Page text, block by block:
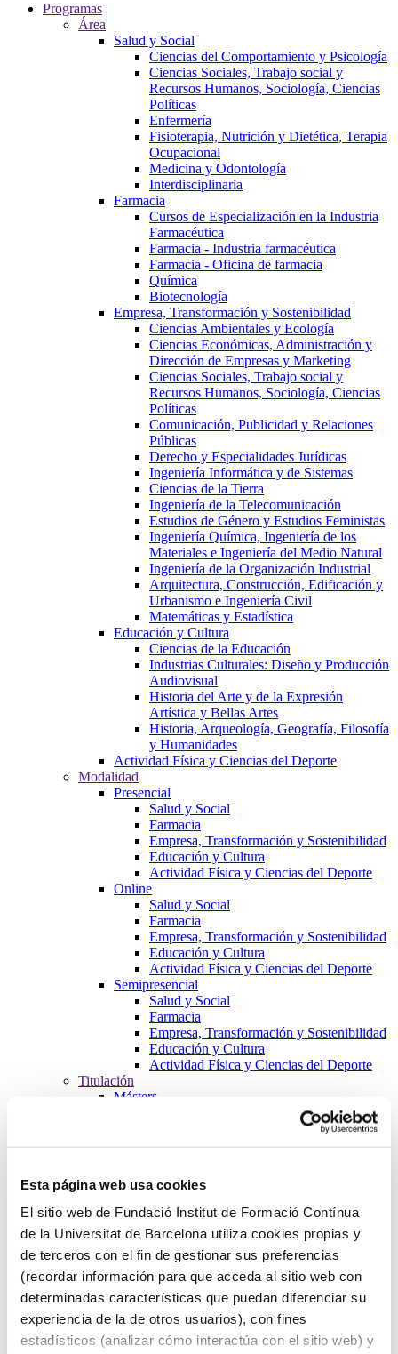
Esta página web usa cookies
El sitio web de Fundació Institut de Formació Contínua
de la Universitat de Barcelona utiliza cookies propias y
de terceros con el fin de gestionar sus preferencias
(recordar información para que acceda al sitio web con
determinadas características que puedan diferenciar su
experiencia de la de otros usuarios), con fines
estadísticos (analizar cómo interactúa con el sitio web) y
Programas
Área
Salud y Social
Ciencias del Comportamiento y Psicología
Ciencias Sociales, Trabajo social y
Recursos Humanos, Sociología, Ciencias
Políticas
Enfermería
Fisioterapia, Nutrición y Dietética, Terapia
Ocupacional
Medicina y Odontología
Interdisciplinaria
Farmacia
Cursos de Especialización en la Industria
Farmacéutica
Farmacia - Industria farmacéutica
Farmacia - Oficina de farmacia
Química
Biotecnología
Empresa, Transformación y Sostenibilidad
Ciencias Ambientales y Ecología
Ciencias Económicas, Administración y
Dirección de Empresas y Marketing
Ciencias Sociales, Trabajo social y
Recursos Humanos, Sociología, Ciencias
Políticas
Comunicación, Publicidad y Relaciones
Públicas
Derecho y Especialidades Jurídicas
Ingeniería Informática y de Sistemas
Ciencias de la Tierra
Ingeniería de la Telecomunicación
Estudios de Género y Estudios Feministas
Ingeniería Química, Ingeniería de los
Materiales e Ingeniería del Medio Natural
Ingeniería de la Organización Industrial
Arquitectura, Construcción, Edificación y
Urbanismo e Ingeniería Civil
Matemáticas y Estadística
Educación y Cultura
Ciencias de la Educación
Industrias Culturales: Diseño y Producción
Audiovisual
Historia del Arte y de la Expresión
Artística y Bellas Artes
Historia, Arqueología, Geografía, Filosofía
y Humanidades
Actividad Física y Ciencias del Deporte
Modalidad
Presencial
Salud y Social
Farmacia
Empresa, Transformación y Sostenibilidad
Educación y Cultura
Actividad Física y Ciencias del Deporte
Online
Salud y Social
Farmacia
Empresa, Transformación y Sostenibilidad
Educación y Cultura
Actividad Física y Ciencias del Deporte
Semipresencial
Salud y Social
Farmacia
Empresa, Transformación y Sostenibilidad
Educación y Cultura
Actividad Física y Ciencias del Deporte
Titulación
Másters
Empresa, Transformación y Sostenibilidad
Actividad Física y Ciencias del Deporte
Formación de Postgrados
Salud y Social
Empresa, Transformación y Sostenibilidad
Educación y Cultura
Actividad Física y Ciencias del Deporte
Salud y Social
Farmacia
Empresa, Transformación y Sostenibilidad